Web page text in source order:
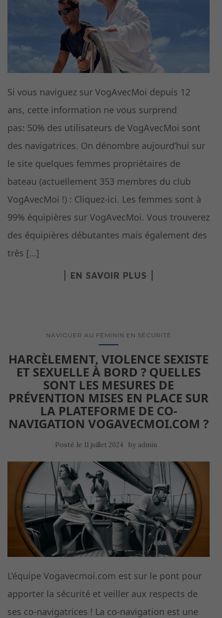
Si vous naviguez sur VogAvecMoi depuis 12
ans, cette information ne vous surprend
pas: 50% des utilisateurs de VogAvecMoi sont
des navigatrices. On dénombre aujourd’hui sur
le site quelques femmes propriétaires de
bateau (actuellement 353 membres du club
VogAvecMoi !) : Cliquez-ici. Les femmes sont à
99% équipières sur VogAvecMoi. Vous trouverez
des équipières débutantes mais également des
très […]
EN SAVOIR PLUS
NAVIGUER AU FÉMININ EN SÉCURITÉ
HARCÈLEMENT, VIOLENCE SEXISTE
ET SEXUELLE À BORD ? QUELLES
SONT LES MESURES DE
PRÉVENTION MISES EN PLACE SUR
LA PLATEFORME DE CO-
NAVIGATION VOGAVECMOI.COM ?
Posté le 11 juillet 2024 by admin
L’équipe Vogavecmoi.com est sur le pont pour
apporter la sécurité et veiller aux respects de
ses co-navigatrices ! La co-navigation est une